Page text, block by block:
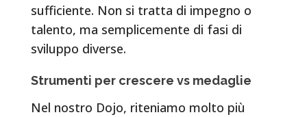
sufficiente. Non si tratta di impegno o
talento, ma semplicemente di fasi di
sviluppo diverse.
Strumenti per crescere vs medaglie
Nel nostro Dojo, riteniamo molto più